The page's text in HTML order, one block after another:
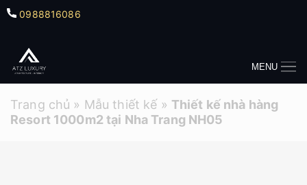
0988816086
MENU
Trang chủ » Mẫu thiết kế » Thiết kế nhà hàng
Resort 1000m2 tại Nha Trang NH05